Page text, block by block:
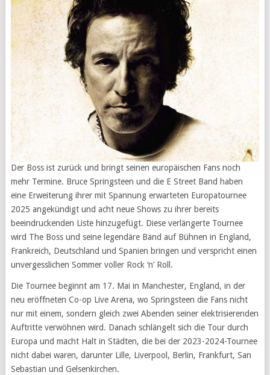
Der Boss ist zurück und bringt seinen europäischen Fans noch
mehr Termine. Bruce Springsteen und die E Street Band haben
eine Erweiterung ihrer mit Spannung erwarteten Europatournee
2025 angekündigt und acht neue Shows zu ihrer bereits
beeindruckenden Liste hinzugefügt. Diese verlängerte Tournee
wird The Boss und seine legendäre Band auf Bühnen in England,
Frankreich, Deutschland und Spanien bringen und verspricht einen
unvergesslichen Sommer voller Rock ‘n’ Roll.
Die Tournee beginnt am 17. Mai in Manchester, England, in der
neu eröffneten Co-op Live Arena, wo Springsteen die Fans nicht
nur mit einem, sondern gleich zwei Abenden seiner elektrisierenden
Auftritte verwöhnen wird. Danach schlängelt sich die Tour durch
Europa und macht Halt in Städten, die bei der 2023-2024-Tournee
nicht dabei waren, darunter Lille, Liverpool, Berlin, Frankfurt, San
Sebastian und Gelsenkirchen.